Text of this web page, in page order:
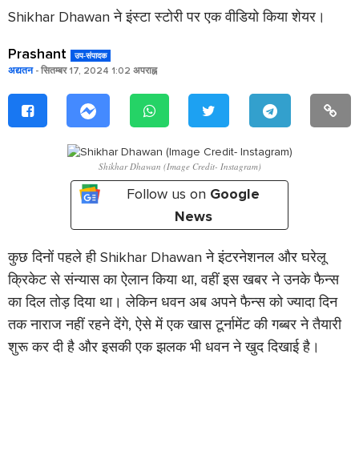
Shikhar Dhawan ने इंस्टा स्टोरी पर एक वीडियो किया शेयर।
Prashant उप-संपादक
अद्यतन- सितम्बर 17, 2024 1:02 अपराह्न
Shikhar Dhawan (Image Credit- Instagram)
Follow us on Google
News
कुछ दिनों पहले ही Shikhar Dhawan ने इंटरनेशनल और घरेलू
क्रिकेट से संन्यास का ऐलान किया था, वहीं इस खबर ने उनके फैन्स
का दिल तोड़ दिया था। लेकिन धवन अब अपने फैन्स को ज्यादा दिन
तक नाराज नहीं रहने देंगे, ऐसे में एक खास टूर्नामेंट की गब्बर ने तैयारी
शुरू कर दी है और इसकी एक झलक भी धवन ने खुद दिखाई है।